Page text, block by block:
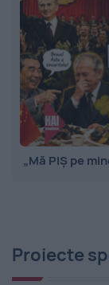
„Mă PIȘ pe
Proiecte